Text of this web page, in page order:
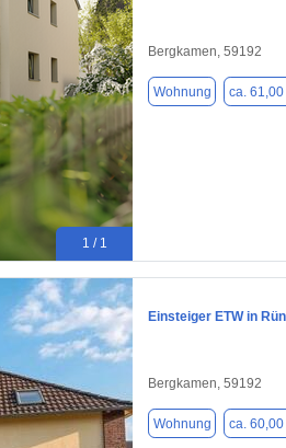
1 / 1
Bergkamen, 59192
Wohnung ca. 61,00
Einsteiger ETW in
Bergkamen, 59192
Wohnung ca. 60,00